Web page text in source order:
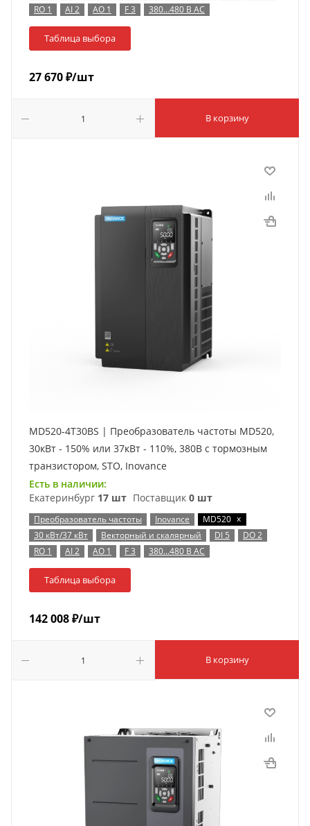
RO 1
AI 2 AO 1 F 3 380…480 В AC
Таблица выбора
27 670₽/шт
В корзину
MD520-4T30BS | Преобразователь частоты MD520,
30кВт - 150% или 37кВт - 110%, 380В с тормозным
транзистором, STO, Inovance
Есть в наличии:
Екатеринбург 17 шт Поставщик 0 шт
Преобразователь частоты Inovance MD520 x
30 кВт/37 кВт
Векторный и скалярный DI 5
DO 2
RO 1
AI 2 AO 1 F 3 380…480 В AC
Таблица выбора
142 008₽/шт
В корзину